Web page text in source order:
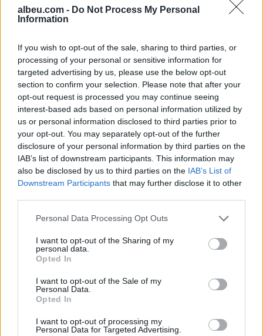
albeu.com - Do Not Process My Personal
Information
If you wish to opt-out of the sale, sharing to third parties, or
processing of your personal or sensitive information for
targeted advertising by us, please use the below opt-out
section to confirm your selection. Please note that after your
opt-out request is processed you may continue seeing
interest-based ads based on personal information utilized by
us or personal information disclosed to third parties prior to
your opt-out. You may separately opt-out of the further
disclosure of your personal information by third parties on the
IAB’s list of downstream participants. This information may
also be disclosed by us to third parties on the IAB’s List of
Downstream Participants that may further disclose it to other
Personal Data Processing Opt Outs
I want to opt-out of the Sharing of my
personal data.
Opted In
I want to opt-out of the Sale of my
Personal Data.
Opted In
I want to opt-out of processing my
Personal Data for Targeted Advertising.
nga kati i nëntë, mjekët
shpëtojnë foshnjën
Esim for Global
Esim for USA|Esim for Italy| Esim for Spain|Esim